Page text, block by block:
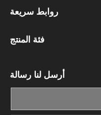
روابط سريعة
فئة المنتج
أرسل لنا رسالة